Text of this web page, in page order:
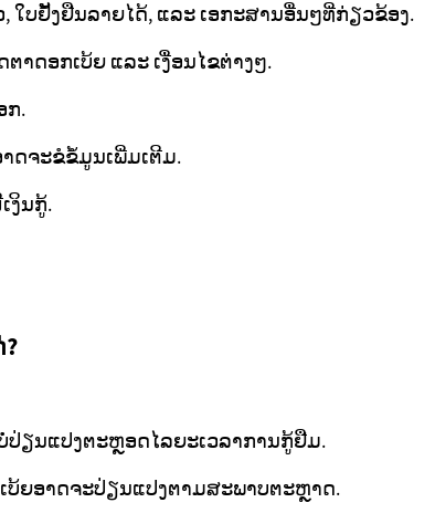
ໃບຢັ້ງຢືນລາຍໄດ້, ແລະ ເອກະສານອື່ນໆທີ່ກ່ຽວຂ້ອງ.
ດອກເບ້ຍ ແລະ ເງື່ອນໄຂຕ່າງໆ.
ກ.
ດຈະຂໍຂໍ້ມູນເພີ່ມເຕີມ.
ງິນກູ້.
ປ່ຽນແປງຕະຫຼອດໄລຍະເວລາການກູ້ຢືມ.
ບ້ຍອາດຈະປ່ຽນແປງຕາມສະພາບຕະຫຼາດ.